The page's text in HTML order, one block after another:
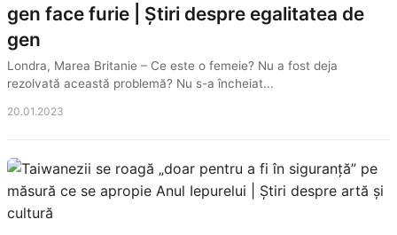
gen face furie | Știri despre egalitatea de
gen
Londra, Marea Britanie – Ce este o femeie? Nu a fost deja
rezolvată această problemă? Nu s-a încheiat...
20.01.2023